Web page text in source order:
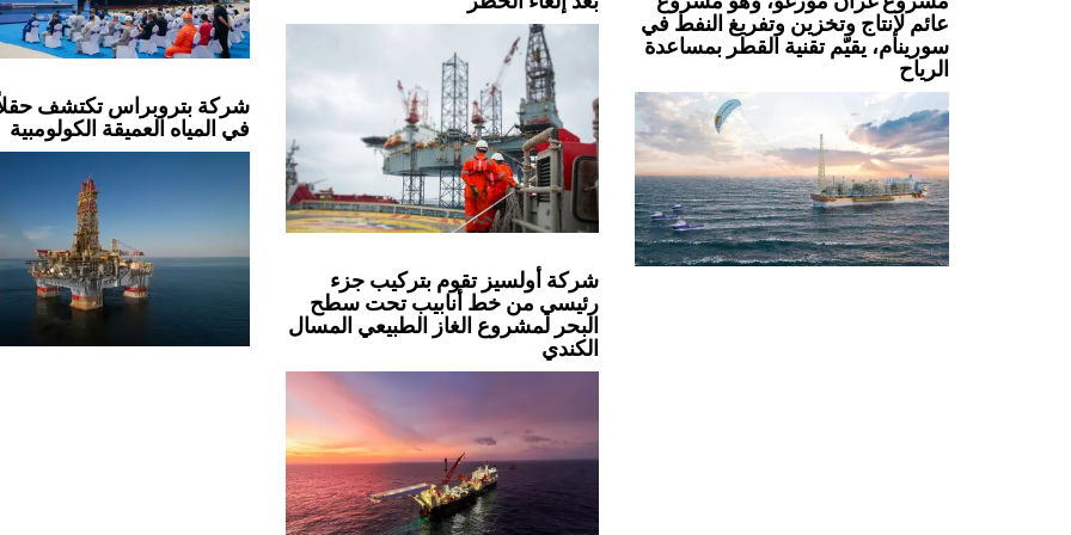
شركة بتروبراس تكتشف حقلاً
في المياه العميقة الكولومبية
شركة أولسيز تقوم بتركيب جزء
رئيسي من خط أنابيب تحت سطح
البحر لمشروع الغاز الطبيعي المسال
الكندي
عائم لإنتاج وتخزين وتفريغ النفط في
سورينام، يقيّم تقنية القطر بمساعدة
الرياح